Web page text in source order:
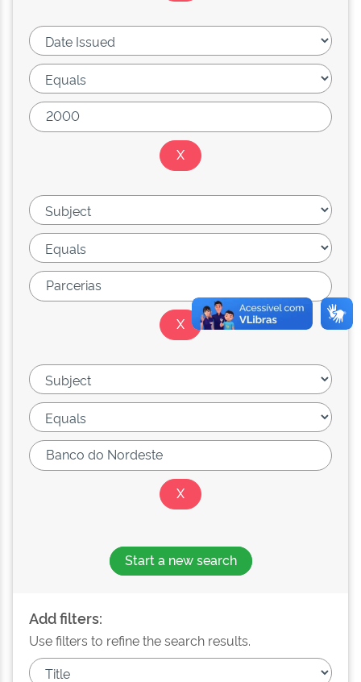
Start a new search
Add filters:
Use filters to refine the search results.